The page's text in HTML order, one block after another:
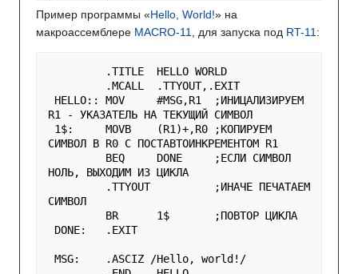
Пример программы «Hello, World!» на
макроассемблере MACRO-11 , для запуска под RT-11 :
.TITLE HELLO WORLD
.MCALL
.TTYOUT,. EXIT
HELLO: : MOV
#MSG,R1  ;ИНИЦАЛИЗИРУЕМ
R1 - УКАЗАТЕЛЬ НА ТЕКУЩИЙ СИМВОЛ
1$: MOVB (R1 )+,R0
;КОПИРУЕМ
СИМВОЛ В R0 С ПОСТАВТОИНКРЕМЕНТОМ R1
BEQ
DONE
;ЕСЛИ СИМВОЛ
НОЛЬ, ВЫХОДИМ ИЗ ЦИКЛА
.TTYOUT
;ИНАЧЕ ПЕЧАТАЕМ
СИМВОЛ
BR
1$
;ПОВТОР ЦИКЛА
DONE: .EXIT
MSG: .ASCIZ /Hello, world ! /